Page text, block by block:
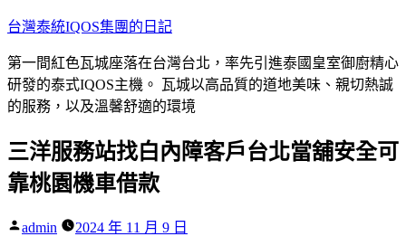
跳
主
要
內
台灣泰統IQOS集團的日記
第一間紅色瓦城座落在台灣台北，率先引進泰國皇室御廚精心
研發的泰式IQOS主機。 瓦城以高品質的道地美味、親切熱誠
的服務，以及溫馨舒適的環境
三洋服務站找白內障客戶台北當舖安全可
靠桃園機車借款
作
admin 2024 年 11 月 9 日